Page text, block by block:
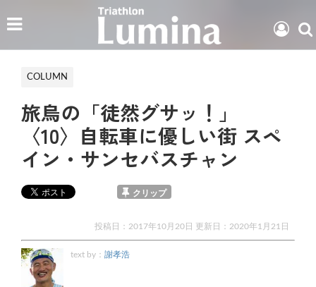
COLUMN
旅烏の「徒然グサッ！」
〈10〉自転車に優しい街 スペ
イン・サンセバスチャン
クリップ
投稿日：2017年10月20日 更新日： 2020年1月21日
text by： 謝孝浩